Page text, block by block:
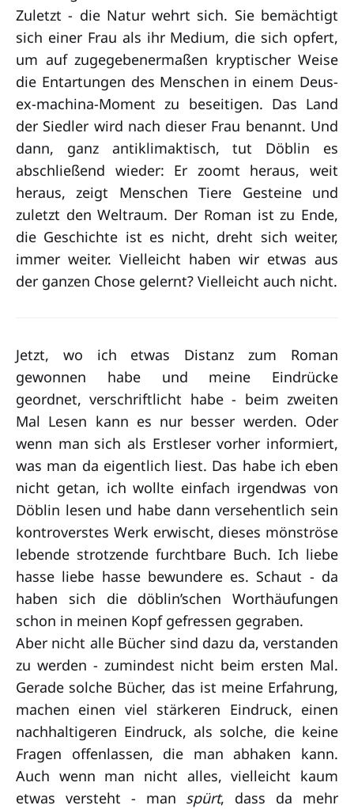
Zuletzt - die Natur wehrt sich. Sie bemächtigt
sich einer Frau als ihr Medium, die sich opfert,
um auf zugegebenermaßen kryptischer Weise
die Entartungen des Menschen in einem Deus-
ex-machina-Moment zu beseitigen. Das Land
der Siedler wird nach dieser Frau benannt. Und
dann, ganz antiklimaktisch, tut Döblin es
abschließend wieder: Er zoomt heraus, weit
heraus, zeigt Menschen Tiere Gesteine und
zuletzt den Weltraum. Der Roman ist zu Ende,
die Geschichte ist es nicht, dreht sich weiter,
immer weiter. Vielleicht haben wir etwas aus
der ganzen Chose gelernt? Vielleicht auch nicht.
Jetzt, wo ich etwas Distanz zum Roman
gewonnen habe und meine Eindrücke
geordnet, verschriftlicht habe - beim zweiten
Mal Lesen kann es nur besser werden. Oder
wenn man sich als Erstleser vorher informiert,
was man da eigentlich liest. Das habe ich eben
nicht getan, ich wollte einfach irgendwas von
Döblin lesen und habe dann versehentlich sein
kontroverstes Werk erwischt, dieses mönströse
lebende strotzende furchtbare Buch. Ich liebe
hasse liebe hasse bewundere es. Schaut - da
haben sich die döblin’schen Worthäufungen
schon in meinen Kopf gefressen gegraben.
Aber nicht alle Bücher sind dazu da, verstanden
zu werden - zumindest nicht beim ersten Mal.
Gerade solche Bücher, das ist meine Erfahrung,
machen einen viel stärkeren Eindruck, einen
nachhaltigeren Eindruck, als solche, die keine
Fragen offenlassen, die man abhaken kann.
Auch wenn man nicht alles, vielleicht kaum
etwas versteht - man spürt, dass da mehr